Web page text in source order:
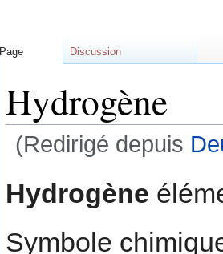
Hydrogène
(Redirigé depuis
Hydrogène
Symbole
Page Discussion